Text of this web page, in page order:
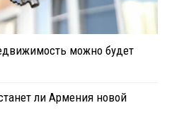
можно будет
ли Армения новой